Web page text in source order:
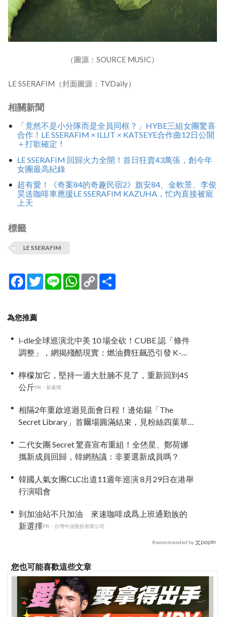
（圖源：SOURCE MUSIC）
LE SSERAFIM（封面圖源：TVDaily）
相關新聞
「竟然不是小分隊而是全員同框？」HYBE三組女團驚喜
合作！LE SSERAFIM × ILLIT × KATSEYE合作曲12日公開
＋打歌確定！
LE SSERAFIM 回歸火力全開！首日狂賣43萬張，創今年
女團最高紀錄
超有愛！《奇案84的奇趣民宿2》旗安84、金軟景、李俊
昊送咖啡車應援LE SSERAFIM KAZUHA，忙內直接被寵
上天
標籤
LE SSERAFIM
Facebook
TwitterLine WhatsApp
Copy
Link
為您推薦
i-dle全球巡演北中美 10 場全砍！CUBE 認「條件
調整」，網揭殘酷現實：燃油費狂飆恐引發 K-
檸檬加它，堅持一週大肚腩不見了，重新回到45
公斤PR・新素簡
相隔2年重啟巡迴見面會日程！邊佑錫「The
Secret Library」首爾場圓滿結束，見粉絲四葉草
二代女團 Secret 驚喜宣布重組！全烋星、鄭荷娜
攜新成員回歸，韓網熱議：非要選新成員嗎？
韓國人氣女團CLC出道11週年巡演 8月29日在港舉
行演唱會
到加油站不只加油 來速咖啡成爲上班通勤族的
新選擇PR・台灣中油股份有限公司
Recommended by
您也可能喜歡這些文章